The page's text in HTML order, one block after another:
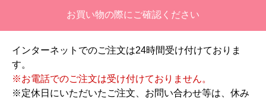
お買い物の際にご確認ください
インターネットでのご注文は24時間受け付けておりま
す。
※お電話でのご注文は受け付けておりません。
※定休日にいただいたご注文、お問い合わせ等は、休み